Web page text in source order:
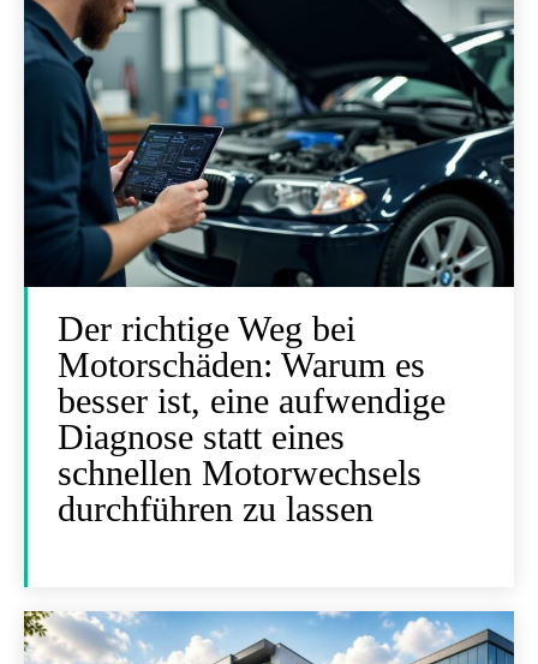
Der richtige Weg bei
Motorschäden: Warum es
besser ist, eine aufwendige
Diagnose statt eines
schnellen Motorwechsels
durchführen zu lassen